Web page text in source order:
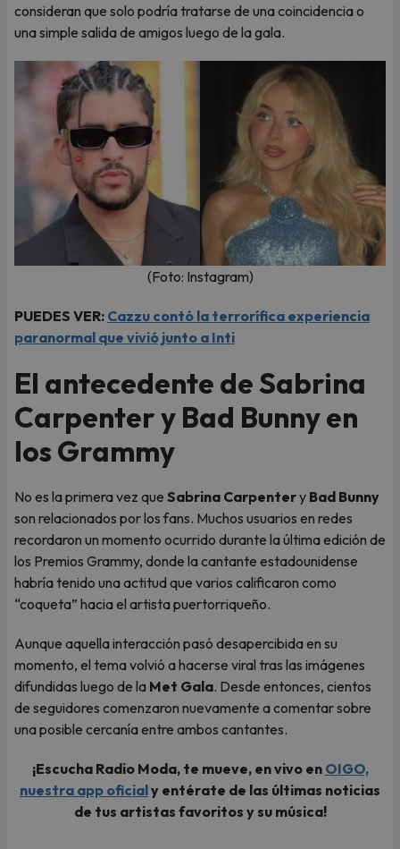
consideran que solo podría tratarse de una coincidencia o
una simple salida de amigos luego de la gala.
(Foto: Instagram)
PUEDES VER: Cazzu contó la terrorífica experiencia
paranormal que vivió junto a Inti
El antecedente de Sabrina
Carpenter y Bad Bunny en
los Grammy
No es la primera vez que Sabrina Carpentery Bad Bunny
son relacionados por los fans. Muchos usuarios en redes
recordaron un momento ocurrido durante la última edición de
los Premios Grammy, donde la cantante estadounidense
habría tenido una actitud que varios calificaron como
“coqueta” hacia el artista puertorriqueño.
Aunque aquella interacción pasó desapercibida en su
momento, el tema volvió a hacerse viral tras las imágenes
difundidas luego de la Met Gala. Desde entonces, cientos
de seguidores comenzaron nuevamente a comentar sobre
una posible cercanía entre ambos cantantes.
¡Escucha Radio Moda, te mueve, en vivo en OIGO,
nuestra app oficialy entérate de las últimas noticias
de tus artistas favoritos y su música!